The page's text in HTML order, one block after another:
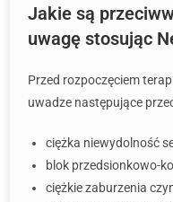
Jakie są
uwagę stosując
Przed rozpoczęciem
uwadze następujące
ciężka niewydolność
blok przedsionkowo-
ciężkie zaburzenia